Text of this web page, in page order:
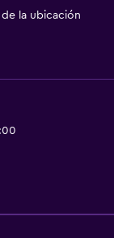
la ubicación